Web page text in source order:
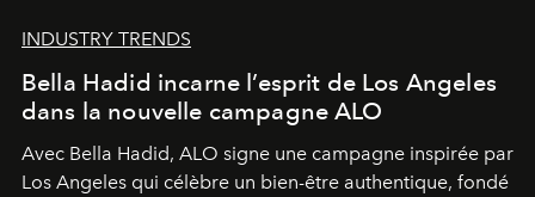
INDUSTRY TRENDS
Bella Hadid incarne l’esprit de Los Angeles
dans la nouvelle campagne ALO
Avec Bella Hadid, ALO signe une campagne inspirée par
Los Angeles qui célèbre un bien-être authentique, fondé